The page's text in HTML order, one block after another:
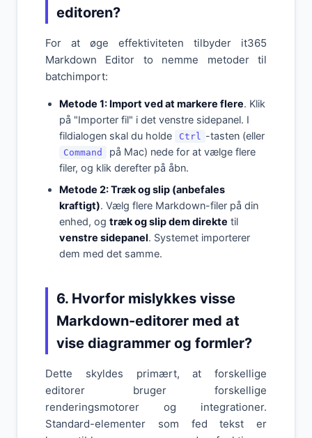
editoren?
For at øge effektiviteten tilbyder it365
Markdown Editor to nemme metoder til
batchimport:
Metode 1: Import ved at markere flere. Klik
på "Importer fil" i det venstre sidepanel. I
fildialogen skal du holde
Ctrl -tasten (eller
Command
på Mac) nede for at vælge flere
filer, og klik derefter på åbn.
Metode 2: Træk og slip (anbefales
kraftigt). Vælg flere Markdown-filer på din
enhed, og træk og slip dem direkte til
venstre sidepanel. Systemet importerer
dem med det samme.
6. Hvorfor mislykkes visse
Markdown-editorer med at
vise diagrammer og formler?
Dette skyldes primært, at forskellige
editorer bruger forskellige
renderingsmotorer og integrationer.
Standard-elementer som fed tekst er